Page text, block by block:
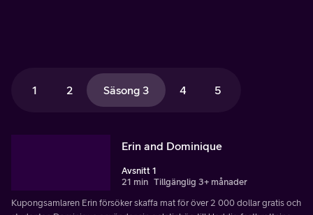
1 2 Säsong 3 4 5
Erin and Dominique
Avsnitt 1
21 min Tillgänglig 3+ månader
Kupongsamlaren Erin försöker skaffa mat för över 2 000 dollar gratis och